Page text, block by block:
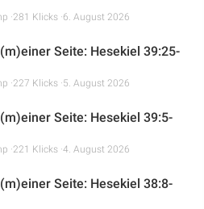
281 Klicks 6. August 2026
Seite: Hesekiel 39:25-
227 Klicks 5. August 2026
Seite: Hesekiel 39:5-
221 Klicks 4. August 2026
Seite: Hesekiel 38:8-